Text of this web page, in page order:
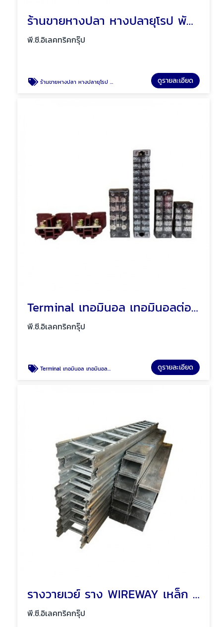
ร้านขายหางปลา หางปลายุโรป พัทยา ชลบุรี
พี.ซี.อิเลคทริคกรุ๊ป
ร้านขายหางปลา หางปลายุโรป พัทยา ชลบุรี ดูรายละเอียด
Terminal เทอมินอล เทอมินอลต่อสายไฟ พัทยา ชลบุรี
พี.ซี.อิเลคทริคกรุ๊ป
Terminal เทอมินอล เทอมินอลต่อสายไฟ ดูรายละเอียด
รางวายเวย์ ราง WIREWAY เหล็ก รางเหล็ก พัทยา ชลบุรี
พี.ซี.อิเลคทริคกรุ๊ป